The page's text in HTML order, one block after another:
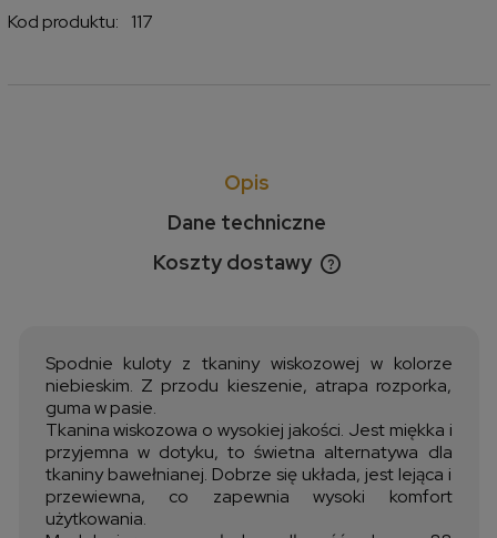
Kod produktu:
117
Opis
Dane techniczne
Koszty dostawy
Cena nie zawiera ewentualnych kosztów płatności
Spodnie kuloty z tkaniny wiskozowej w kolorze
niebieskim. Z przodu kieszenie, atrapa rozporka,
guma w pasie.
Tkanina wiskozowa o wysokiej jakości. Jest miękka i
przyjemna w dotyku, to świetna alternatywa dla
tkaniny bawełnianej. Dobrze się układa, jest lejąca i
przewiewna, co zapewnia wysoki komfort
użytkowania.